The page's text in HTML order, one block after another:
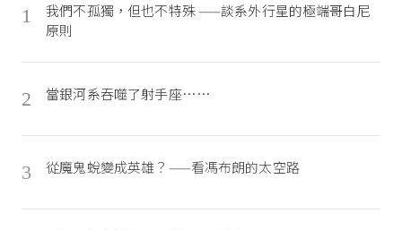
1
我們不孤獨，但也不特殊 ——談系外行星的極端哥白尼
原則
2 當銀河系吞噬了射手座……
3 從魔鬼蛻變成英雄？——看馮布朗的太空路